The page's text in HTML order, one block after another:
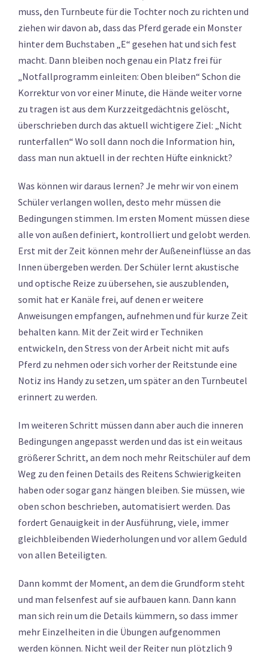
muss, den Turnbeute für die Tochter noch zu richten und
ziehen wir davon ab, dass das Pferd gerade ein Monster
hinter dem Buchstaben „E“ gesehen hat und sich fest
macht. Dann bleiben noch genau ein Platz frei für
„Notfallprogramm einleiten: Oben bleiben“ Schon die
Korrektur von vor einer Minute, die Hände weiter vorne
zu tragen ist aus dem Kurzzeitgedächtnis gelöscht,
überschrieben durch das aktuell wichtigere Ziel: „Nicht
runterfallen“ Wo soll dann noch die Information hin,
dass man nun aktuell in der rechten Hüfte einknickt?
Was können wir daraus lernen? Je mehr wir von einem
Schüler verlangen wollen, desto mehr müssen die
Bedingungen stimmen. Im ersten Moment müssen diese
alle von außen definiert, kontrolliert und gelobt werden.
Erst mit der Zeit können mehr der Außeneinflüsse an das
Innen übergeben werden. Der Schüler lernt akustische
und optische Reize zu übersehen, sie auszublenden,
somit hat er Kanäle frei, auf denen er weitere
Anweisungen empfangen, aufnehmen und für kurze Zeit
behalten kann. Mit der Zeit wird er Techniken
entwickeln, den Stress von der Arbeit nicht mit aufs
Pferd zu nehmen oder sich vorher der Reitstunde eine
Notiz ins Handy zu setzen, um später an den Turnbeutel
erinnert zu werden.
Im weiteren Schritt müssen dann aber auch die inneren
Bedingungen angepasst werden und das ist ein weitaus
größerer Schritt, an dem noch mehr Reitschüler auf dem
Weg zu den feinen Details des Reitens Schwierigkeiten
haben oder sogar ganz hängen bleiben. Sie müssen, wie
oben schon beschrieben, automatisiert werden. Das
fordert Genauigkeit in der Ausführung, viele, immer
gleichbleibenden Wiederholungen und vor allem Geduld
von allen Beteiligten.
Dann kommt der Moment, an dem die Grundform steht
und man felsenfest auf sie aufbauen kann. Dann kann
man sich rein um die Details kümmern, so dass immer
mehr Einzelheiten in die Übungen aufgenommen
werden können. Nicht weil der Reiter nun plötzlich 9